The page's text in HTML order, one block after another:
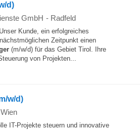
d)
GmbH - Radfeld
Kunde, ein erfolgreiches
Zeitpunkt einen
(m/w/d) für das Gebiet Tirol. Ihre
von Projekten...
w/d)
Wien
IT-Projekte steuern und innovative